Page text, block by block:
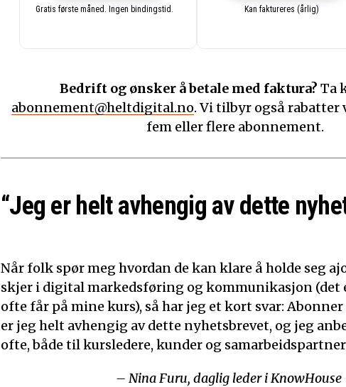
Gratis første måned. Ingen bindingstid. Kan faktureres (årlig)
Bedrift og ønsker å betale med faktura? Ta
abonnement@heltdigital.no. Vi tilbyr også rabatter
fem eller flere abonnement.
“Jeg er helt avhengig av dette
Når folk spør meg hvordan de kan klare å holde seg
skjer i digital markedsføring og kommunikasjon (det
ofte får på mine kurs), så har jeg et kort svar:
er jeg helt avhengig av dette nyhetsbrevet, og jeg
ofte, både til kursledere, kunder og
– Nina Furu, daglig leder i KnowHouse